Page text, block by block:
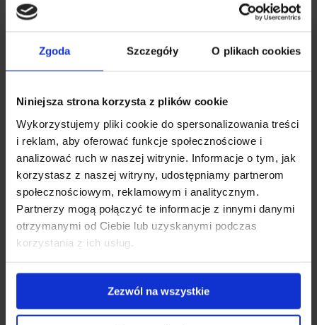
Zgoda Szczegóły O plikach cookies
Niniejsza strona korzysta z plików cookie
Wykorzystujemy pliki cookie do spersonalizowania treści
i reklam, aby oferować funkcje społecznościowe i
analizować ruch w naszej witrynie. Informacje o tym, jak
korzystasz z naszej witryny, udostępniamy partnerom
społecznościowym, reklamowym i analitycznym.
Partnerzy mogą połączyć te informacje z innymi danymi
otrzymanymi od Ciebie lub uzyskanymi podczas
korzystania z ich usług.
Zezwól na wszystkie
életszakaszokban - terhesség előtt,
terhesség után és szoptatás alatt.
Folyamatosan fejlődik a vegetáriánusok
Munkájából származó tudását és
tapasztalatait az Instagramon osztja
meg @marta_mama.nutritionist.trainer
néven. Magánéletében szeret túrázni a
hegyekben, egy jó könyvet és
konzoljátékokkal játszani.